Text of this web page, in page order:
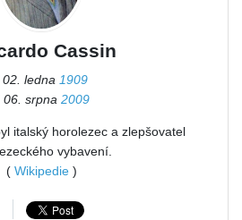
Cassin
02. ledna 1909
06. srpna 2009
italský horolezec a zlepšovatel
vybavení.
( Wikipedie)